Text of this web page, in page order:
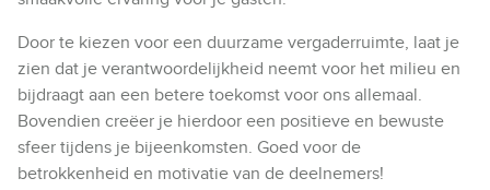
Door te kiezen voor een duurzame vergaderruimte, laat je
zien dat je verantwoordelijkheid neemt voor het milieu en
bijdraagt aan een betere toekomst voor ons allemaal.
Bovendien creëer je hierdoor een positieve en bewuste
sfeer tijdens je bijeenkomsten. Goed voor de
betrokkenheid en motivatie van de deelnemers!